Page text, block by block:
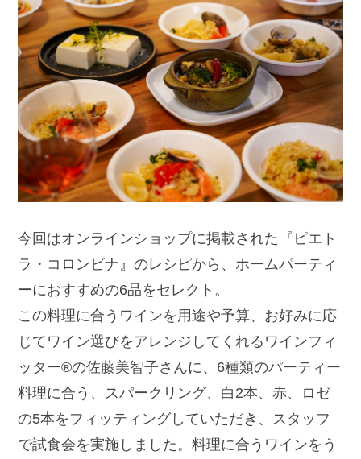
今回はオンラインショップに掲載された『ピエト
ラ・コロンビナ』のレシピから、ホームパーティ
ーにおすすめの6品をセレクト。
この料理に合うワインを用途や予算、お好みに応
じてワイン選びをアレンジしてくれるワインフィ
ッター®の佐藤美智子さんに、6種類のパーティー
料理に合う、スパークリング、白2本、赤、ロゼ
の5本をフィッティングしていただき、スタッフ
で試食会を実施しました。 料理に合うワインをう